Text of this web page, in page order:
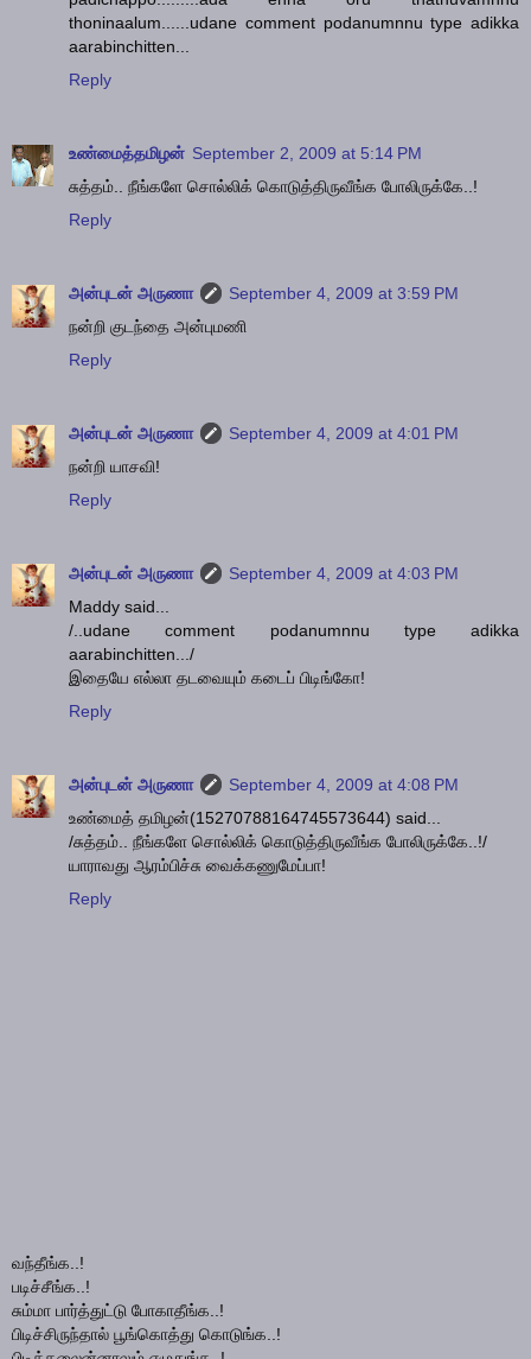
thoninaalum......udane comment podanumnnu type adikka
aarabinchitten...
Reply
உண்மைத்தமிழன் September 2, 2009 at 5:14 PM
சுத்தம்.. நீங்களே சொல்லிக் கொடுத்திருவீங்க போலிருக்கே..!
Reply
அன்புடன் அருணா
September 4, 2009 at 3:59 PM
நன்றி குடந்தை அன்புமணி
Reply
அன்புடன் அருணா
September 4, 2009 at 4:01 PM
நன்றி யாசவி!
Reply
அன்புடன் அருணா
September 4, 2009 at 4:03 PM
Maddy said...
/..udane comment podanumnnu type adikka
aarabinchitten.../
இதையே எல்லா தடவையும் கடைப் பிடிங்கோ!
Reply
அன்புடன் அருணா
September 4, 2009 at 4:08 PM
உண்மைத் தமிழன்(15270788164745573644) said...
/சுத்தம்.. நீங்களே சொல்லிக் கொடுத்திருவீங்க போலிருக்கே..!/
யாராவது ஆரம்பிச்சு வைக்கணுமேப்பா!
Reply
வந்தீங்க..!
படிச்சீங்க..!
சும்மா பார்த்துட்டு போகாதீங்க..!
பிடிச்சிருந்தால் பூங்கொத்து கொடுங்க..!